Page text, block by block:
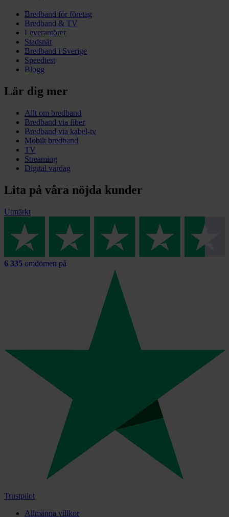
Bredband för företag
Bredband & TV
Leverantörer
Stadsnät
Bredband i Sverige
Speedtest
Blogg
Lär dig mer
Allt om bredband
Bredband via fiber
Bredband via kabel-tv
Mobilt bredband
TV
Streaming
Digital vardag
Lita på våra nöjda kunder
Utmärkt
6 335 omdömen på
Trustpilot
Allmänna villkor